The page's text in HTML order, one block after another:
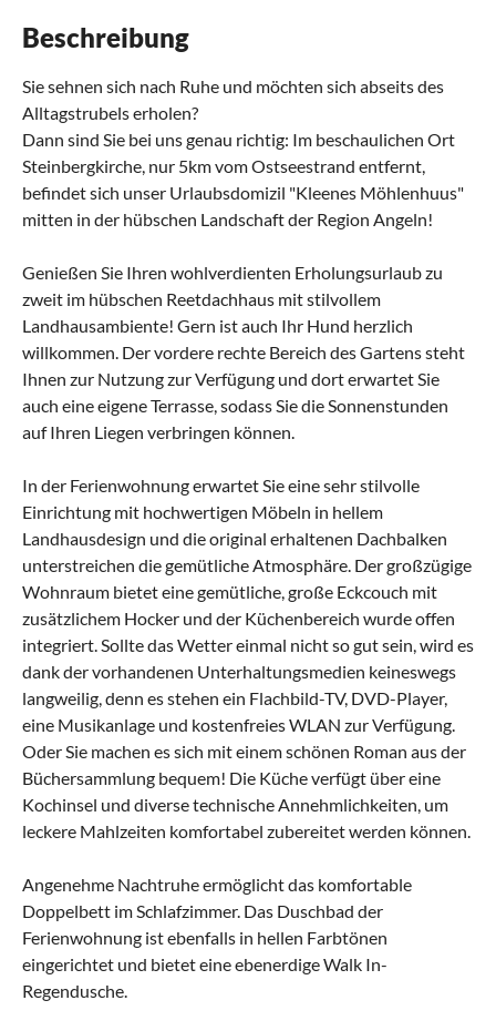
Beschreibung
Sie sehnen sich nach Ruhe und möchten sich abseits des
Alltagstrubels erholen?
Dann sind Sie bei uns genau richtig: Im beschaulichen Ort
Steinbergkirche, nur 5km vom Ostseestrand entfernt,
befindet sich unser Urlaubsdomizil "Kleenes Möhlenhuus"
mitten in der hübschen Landschaft der Region Angeln!
Genießen Sie Ihren wohlverdienten Erholungsurlaub zu
zweit im hübschen Reetdachhaus mit stilvollem
Landhausambiente! Gern ist auch Ihr Hund herzlich
willkommen. Der vordere rechte Bereich des Gartens steht
Ihnen zur Nutzung zur Verfügung und dort erwartet Sie
auch eine eigene Terrasse, sodass Sie die Sonnenstunden
auf Ihren Liegen verbringen können.
In der Ferienwohnung erwartet Sie eine sehr stilvolle
Einrichtung mit hochwertigen Möbeln in hellem
Landhausdesign und die original erhaltenen Dachbalken
unterstreichen die gemütliche Atmosphäre. Der großzügige
Wohnraum bietet eine gemütliche, große Eckcouch mit
zusätzlichem Hocker und der Küchenbereich wurde offen
integriert. Sollte das Wetter einmal nicht so gut sein, wird es
dank der vorhandenen Unterhaltungsmedien keineswegs
langweilig, denn es stehen ein Flachbild-TV, DVD-Player,
eine Musikanlage und kostenfreies WLAN zur Verfügung.
Oder Sie machen es sich mit einem schönen Roman aus der
Büchersammlung bequem! Die Küche verfügt über eine
Kochinsel und diverse technische Annehmlichkeiten, um
leckere Mahlzeiten komfortabel zubereitet werden können.
Angenehme Nachtruhe ermöglicht das komfortable
Doppelbett im Schlafzimmer. Das Duschbad der
Ferienwohnung ist ebenfalls in hellen Farbtönen
eingerichtet und bietet eine ebenerdige Walk In-
Regendusche.